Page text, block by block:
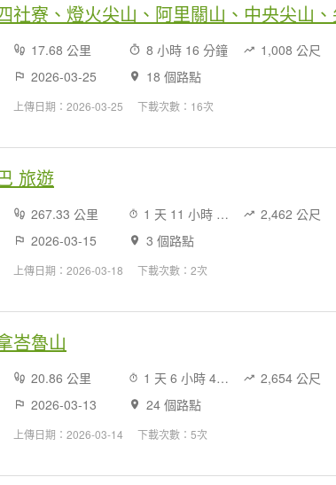
社寮、燈火尖山、阿里關山、中央尖山
17.68 公里 8 小時 16 分鐘 1,008 公尺
2026-03-25
18 個路點
上傳日期：2026-03-25 下載次數：16次
旅遊
267.33 公里 1 天 11 小時 5 分鐘 2,462 公尺
2026-03-15
3 個路點
上傳日期：2026-03-18 下載次數：2次
峇魯山
20.86 公里 1 天 6 小時 42 分鐘 2,654 公尺
2026-03-13
24 個路點
上傳日期：2026-03-14 下載次數：5次